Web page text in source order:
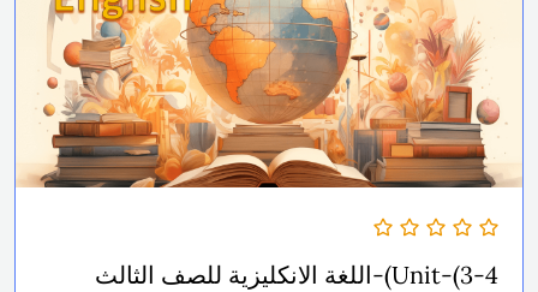
Unit-(3-4)-اللغة الانكليزية للصف الثالث